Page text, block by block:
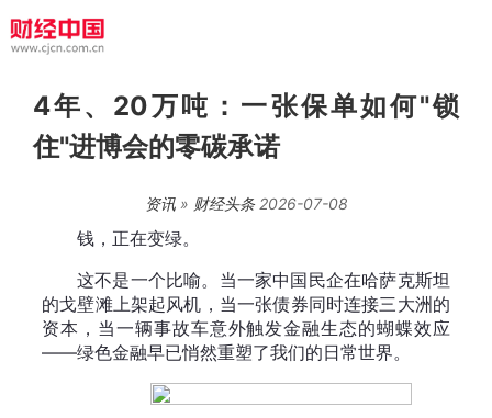
4年、20万吨：一张保单如何"锁
住"进博会的零碳承诺
资讯» 财经头条2026-07-08
钱，正在变绿。
这不是一个比喻。当一家中国民企在哈萨克斯坦
的戈壁滩上架起风机，当一张债券同时连接三大洲的
资本，当一辆事故车意外触发金融生态的蝴蝶效应
——绿色金融早已悄然重塑了我们的日常世界。